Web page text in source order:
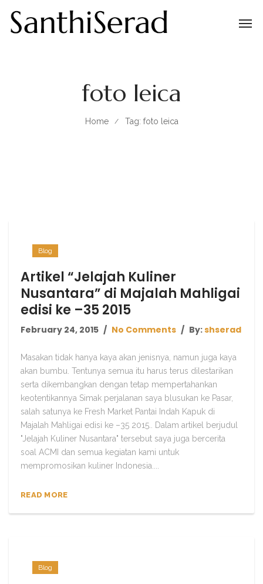
foto leica
Home Tag: foto leica
Blog
Artikel “Jelajah Kuliner
Nusantara” di Majalah Mahligai
edisi ke –35 2015
February 24, 2015 No Comments By:shserad
Masakan tidak hanya kaya akan jenisnya, namun juga kaya
akan bumbu. Tentunya semua itu harus terus dilestarikan
serta dikembangkan dengan tetap mempertahankan
keotentikannya Simak perjalanan saya blusukan ke Pasar,
salah satunya ke Fresh Market Pantai Indah Kapuk di
Majalah Mahligai edisi ke –35 2015.. Dalam artikel berjudul
"Jelajah Kuliner Nusantara" tersebut saya juga bercerita
soal ACMI dan semua kegiatan kami untuk
mempromosikan kuliner Indonesia....
READ MORE
Blog